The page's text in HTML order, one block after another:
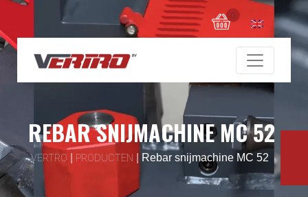
0
REBAR SNIJMACHINE MC 52
VERTRO PRODUCTEN Rebar snijmachine MC 52